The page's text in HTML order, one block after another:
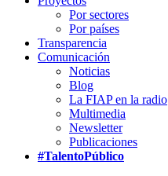
Por sectores
Por países
Transparencia
Comunicación
Noticias
Blog
La FIAP en la radio
Multimedia
Newsletter
Publicaciones
#TalentoPúblico